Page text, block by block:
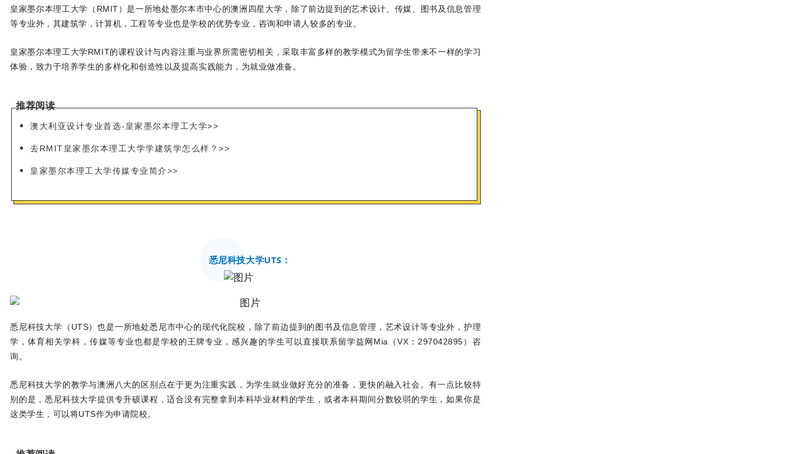
皇家墨尔本理工大学（RMIT）是一所地处墨尔本市中心的澳洲四星大学，除了前边提到的艺术设计、传媒、图书及信息管理
等专业外，其建筑学，计算机，工程等专业也是学校的优势专业，咨询和申请人较多的专业。
皇家墨尔本理工大学RMIT的课程设计与内容注重与业界所需密切相关，采取丰富多样的教学模式为留学生带来不一样的学习
体验，致力于培养学生的多样化和创造性以及提高实践能力，为就业做准备。
推荐阅读
澳大利亚设计专业首选-皇家墨尔本理工大学>>
去RMIT皇家墨尔本理工大学学建筑学怎么样？ >>
皇家墨尔本理工大学传媒专业简介>>
悉尼科技大学UTS：
悉尼科技大学（UTS）也是一所地处悉尼市中心的现代化院校，除了前边提到的图书及信息管理，艺术设计等专业外，护理
学，体育相关学科，传媒等专业也都是学校的王牌专业，感兴趣的学生可以直接联系留学益网Mia（VX：297042895）咨
询。
悉尼科技大学的教学与澳洲八大的区别点在于更为注重实践，为学生就业做好充分的准备，更快的融入社会。有一点比较特
别的是，悉尼科技大学提供专升硕课程，适合没有完整拿到本科毕业材料的学生，或者本科期间分数较弱的学生，如果你是
这类学生，可以将UTS作为申请院校。